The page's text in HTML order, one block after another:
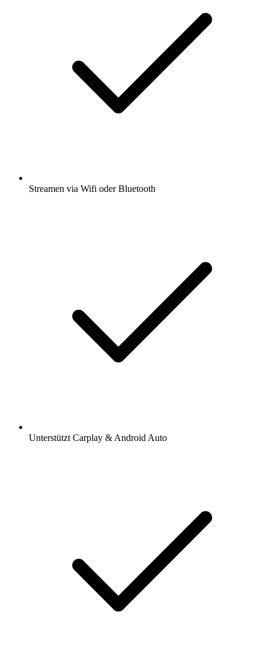
Streamen via Wifi oder Bluetooth
Unterstützt Carplay & Android Auto